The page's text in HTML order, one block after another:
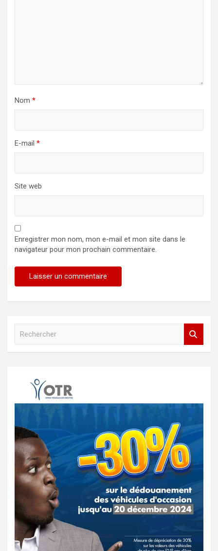
Nom *
E-mail *
Site web
Enregistrer mon nom, mon e-mail et mon site dans le
navigateur pour mon prochain commentaire.